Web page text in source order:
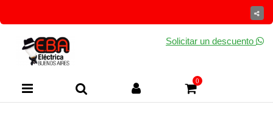
Solicitar un descuento
0